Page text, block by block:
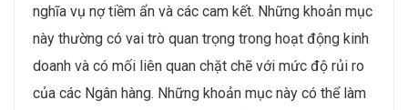
nghĩa vụ nợ tiềm ẩn và các cam kết. Những khoản mục
này thường có vai trò quan trọng trong hoạt động kinh
doanh và có mối liên quan chặt chẽ với mức độ rủi ro
của các Ngân hàng. Những khoản mục này có thể làm